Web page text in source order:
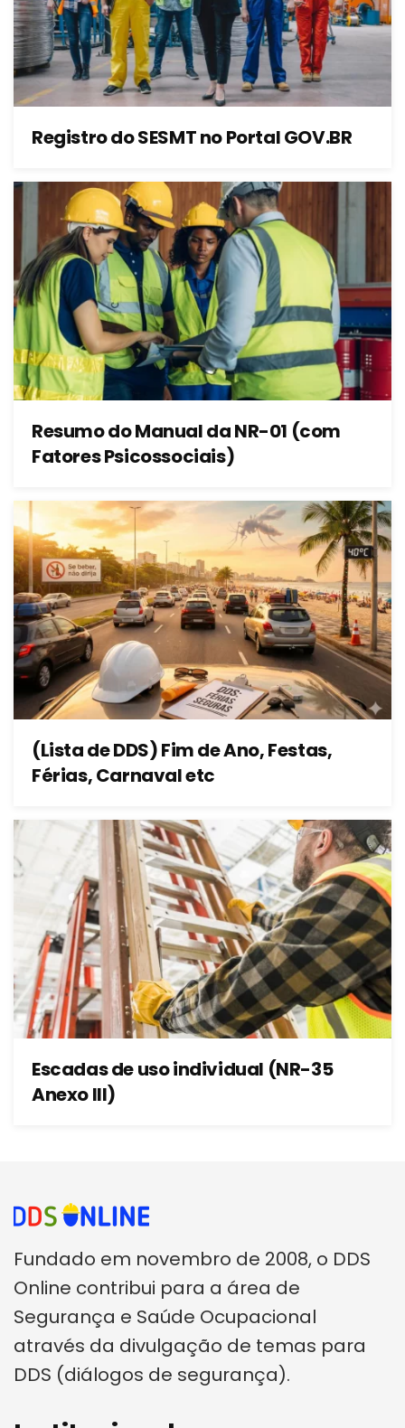
Registro do SESMT no Portal GOV.BR
Resumo do Manual da NR-01 (com
Fatores Psicossociais)
(Lista de DDS) Fim de Ano, Festas,
Férias, Carnaval etc
Escadas de uso individual (NR-35
Anexo III)
Fundado em novembro de 2008, o DDS
Online contribui para a área de
Segurança e Saúde Ocupacional
através da divulgação de temas para
DDS (diálogos de segurança).